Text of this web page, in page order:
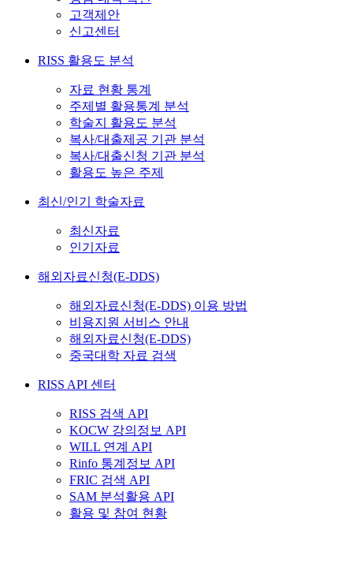
고객제안
신고센터
RISS 활용도 분석
자료 현황 통계
주제별 활용통계 분석
학술지 활용도 분석
복사/대출제공 기관 분석
복사/대출신청 기관 분석
활용도 높은 주제
최신/인기 학술자료
최신자료
인기자료
해외자료신청(E-DDS)
해외자료신청(E-DDS) 이용 방법
비용지원 서비스 안내
해외자료신청(E-DDS)
중국대학 자료 검색
RISS API 센터
RISS 검색 API
KOCW 강의정보 API
WILL 연계 API
Rinfo 통계정보 API
FRIC 검색 API
SAM 분석활용 API
활용 및 참여 현황